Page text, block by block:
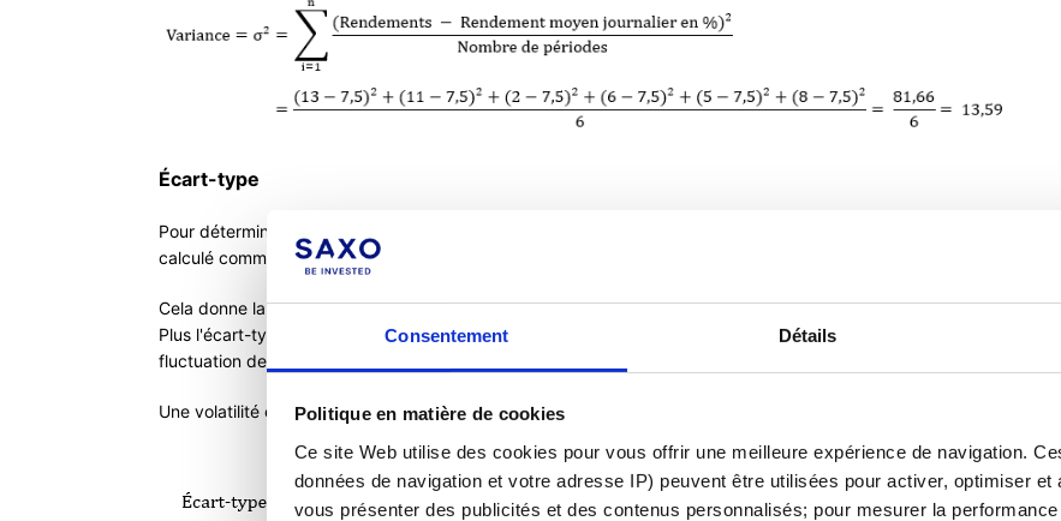
Consentement Détails
Politique en matière de cookies
Ce site Web utilise des cookies pour vous offrir une meilleure expérience de navigation.
données de navigation et votre adresse IP) peuvent être utilisées pour activer, optimiser
vous présenter des publicités et des contenus personnalisés; pour mesurer la
Écart-type
Pour déterminer la norme de ces rendements (information sur la dispersion des rendements), l'écart-type est
calculé comme la racine carrée de la variance.
Cela donne la moyenne de l'écart entre les rendements sur la période de six mois et le rendement moyen.
Plus l'écart-type des rendements est élevé, plus la volatilité des rendements est importante (plus grande
fluctuation des rendements observés au cours de la période d'investissement).
Une volatilité élevée indique qu'un risque élevé a été pris pendant la période d'investissement.